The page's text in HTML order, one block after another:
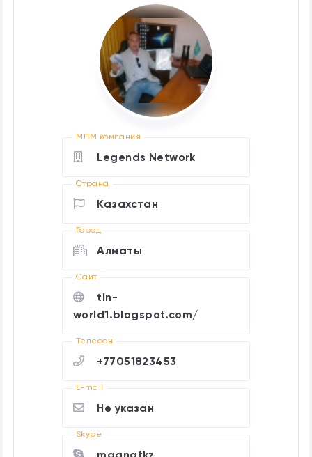
МЛМ компания
Legends Network
Страна
Казахстан
Город
Алматы
Cайт
tln-
world1.blogspot.com/
Телефон
+77051823453
E-mail
Не указан
Skype